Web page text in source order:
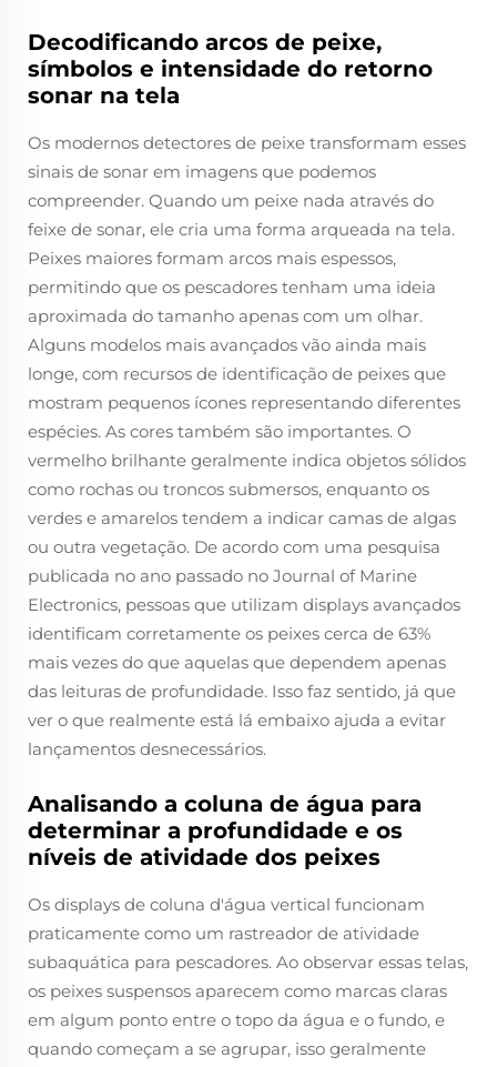
Decodificando arcos de peixe,
símbolos e intensidade do retorno
sonar na tela
Os modernos detectores de peixe transformam esses
sinais de sonar em imagens que podemos
compreender. Quando um peixe nada através do
feixe de sonar, ele cria uma forma arqueada na tela.
Peixes maiores formam arcos mais espessos,
permitindo que os pescadores tenham uma ideia
aproximada do tamanho apenas com um olhar.
Alguns modelos mais avançados vão ainda mais
longe, com recursos de identificação de peixes que
mostram pequenos ícones representando diferentes
espécies. As cores também são importantes. O
vermelho brilhante geralmente indica objetos sólidos
como rochas ou troncos submersos, enquanto os
verdes e amarelos tendem a indicar camas de algas
ou outra vegetação. De acordo com uma pesquisa
publicada no ano passado no Journal of Marine
Electronics, pessoas que utilizam displays avançados
identificam corretamente os peixes cerca de 63%
mais vezes do que aquelas que dependem apenas
das leituras de profundidade. Isso faz sentido, já que
ver o que realmente está lá embaixo ajuda a evitar
lançamentos desnecessários.
Analisando a coluna de água para
determinar a profundidade e os
níveis de atividade dos peixes
Os displays de coluna d'água vertical funcionam
praticamente como um rastreador de atividade
subaquática para pescadores. Ao observar essas telas,
os peixes suspensos aparecem como marcas claras
em algum ponto entre o topo da água e o fundo, e
quando começam a se agrupar, isso geralmente